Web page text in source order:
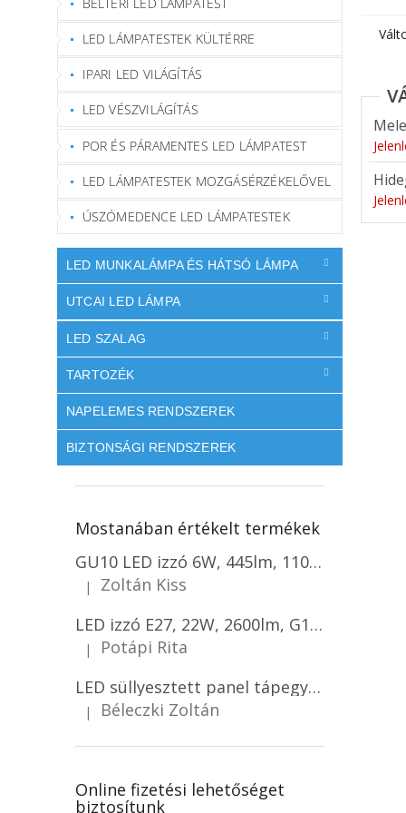
LED LÁMPATESTEK KÜLTÉRRE
IPARI LED VILÁGÍTÁS
LED VÉSZVILÁGÍTÁS
POR ÉS PÁRAMENTES LED LÁMPATEST
LED LÁMPATESTEK MOZGÁSÉRZÉKELŐVEL
ÚSZÓMEDENCE LED LÁMPATESTEK
LED MUNKALÁMPA ÉS HÁTSÓ LÁMPA
UTCAI LED LÁMPA
LED SZALAG
TARTOZÉK
NAPELEMES RENDSZEREK
BIZTONSÁGI RENDSZEREK
Mostanában értékelt termékek
GU10 LED izzó 6W, 445lm, 110°, szabályozható, CREE chip, 4+6 gratis!
A termék értékelése 5-ből 5 csillag.
|
Zoltán Kiss
LED izzó E27, 22W, 2600lm, G120, CREE CHIP/2-PACK!
A termék értékelése 5-ből 5 csillag.
|
Potápi Rita
LED süllyesztett panel tápegységgel 18W, 1980lm, háttérvilágítással, színváltozással 3000K/4000K/6500K, 1+1 gratis!
A termék értékelése 5-ből 5 csillag.
| Béleczki Zoltán
Online fizetési lehetőséget
biztosítunk